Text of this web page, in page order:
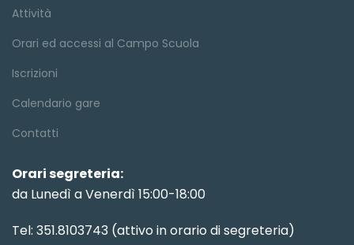
Attività
Orari ed accessi al Campo Scuola
Iscrizioni
Calendario gare
Contatti
Orari segreteria:
da Lunedì a Venerdì 15:00-18:00
Tel: 351.8103743 (attivo in orario di segreteria)